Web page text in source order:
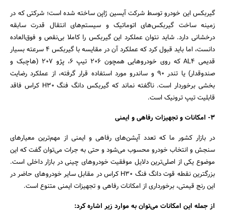
گیربکس این خودرو توسط شرکت آیسین ژاپن ساخته شده است؛ شرکتی که در
زمینه ساخت گیربکس‌های اتوماتیک‌ و سیستم‌های انتقال قدرت سابقه
درخشانی دارد. شاید نتوان عملکرد این گیربکس را کاملا بی‌نقص و فوق‌العاده
دانست، اما باید قبول کرد که عملکرد آن در مقایسه با گیربکس 4 سرعته بسیار
قدیمی AL4 که روی خودروهایی همچون 206 تیپ 6، پژو 207 (هاچبک و
صندوقدار) یا تندر 90 و ساندرو مورد استفاده قرار گرفته، از عملکرد رضایت
بخشی برخوردار است. ناگفته نماند که گیربکس دانگ فنگ H30 کراس فاقد
قابلیت تیپ ترونیک است.
3- امکانات و تجهیزات رفاهی و ایمنی
در بازار کشور ما که تعدد آپشن‌های رفاهی و ایمنی از مهم‌ترین معیارهای
سنجش و انتخاب خودرو محسوب می‌شود و حتی به جرات می‌توان گفت که این
موضوع یکی از اصلی‌ترین دلایل موفقیت خودروهای چینی در بازار داخلی است.
بزرگترین نقطه قوت دانگ فنگ H30 کراس در مقابل سایر خودروهای حاضر در
این رنج قیمتی، برخورداری از امکانات رفاهی و تجهیزات ایمنی متنوع است.
از جمله این امکانات می‌توان به موارد زیر اشاره کرد: